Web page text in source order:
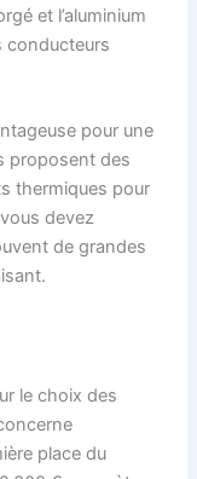
et l’aluminium
conducteurs
pour une
proposent des
thermiques pour
devez
de grandes
le choix des
place du